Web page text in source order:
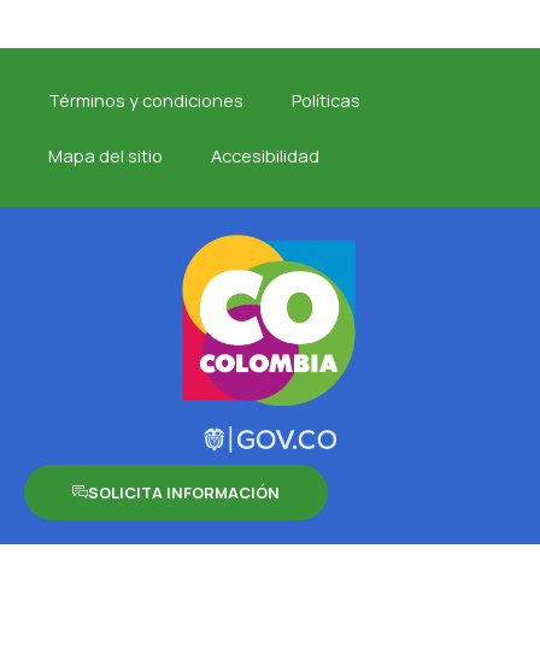
Términos y condiciones Políticas
Mapa del sitio Accesibilidad
SOLICITA INFORMACIÓN